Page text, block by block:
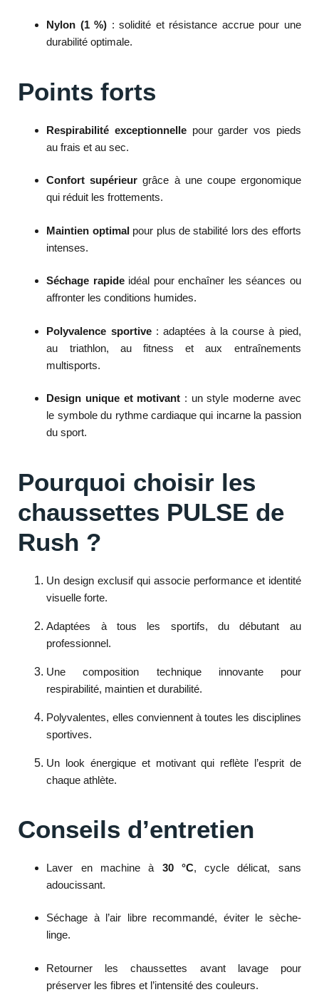
Nylon (1 %) : solidité et résistance accrue pour une
durabilité optimale.
Points forts
Respirabilité exceptionnelle pour garder vos pieds
au frais et au sec.
Confort supérieur grâce à une coupe ergonomique
qui réduit les frottements.
Maintien optimalpour plus de stabilité lors des efforts
intenses.
Séchage rapideidéal pour enchaîner les séances ou
affronter les conditions humides.
Polyvalence sportive: adaptées à la course à pied,
au triathlon, au fitness et aux entraînements
multisports.
Design unique et motivant : un style moderne avec
le symbole du rythme cardiaque qui incarne la passion
du sport.
Pourquoi choisir les
chaussettes PULSE de
Rush ?
Un design exclusif qui associe performance et identité
visuelle forte.
Adaptées à tous les sportifs, du débutant au
professionnel.
Une composition technique innovante pour
respirabilité, maintien et durabilité.
Polyvalentes, elles conviennent à toutes les disciplines
sportives.
Un look énergique et motivant qui reflète l’esprit de
chaque athlète.
Conseils d’entretien
Laver en machine à 30 °C, cycle délicat, sans
adoucissant.
Séchage à l’air libre recommandé, éviter le sèche-
linge.
Retourner les chaussettes avant lavage pour
préserver les fibres et l’intensité des couleurs.